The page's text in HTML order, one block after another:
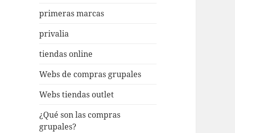
primeras marcas
privalia
tiendas online
Webs de compras grupales
Webs tiendas outlet
¿Qué son las compras
grupales?